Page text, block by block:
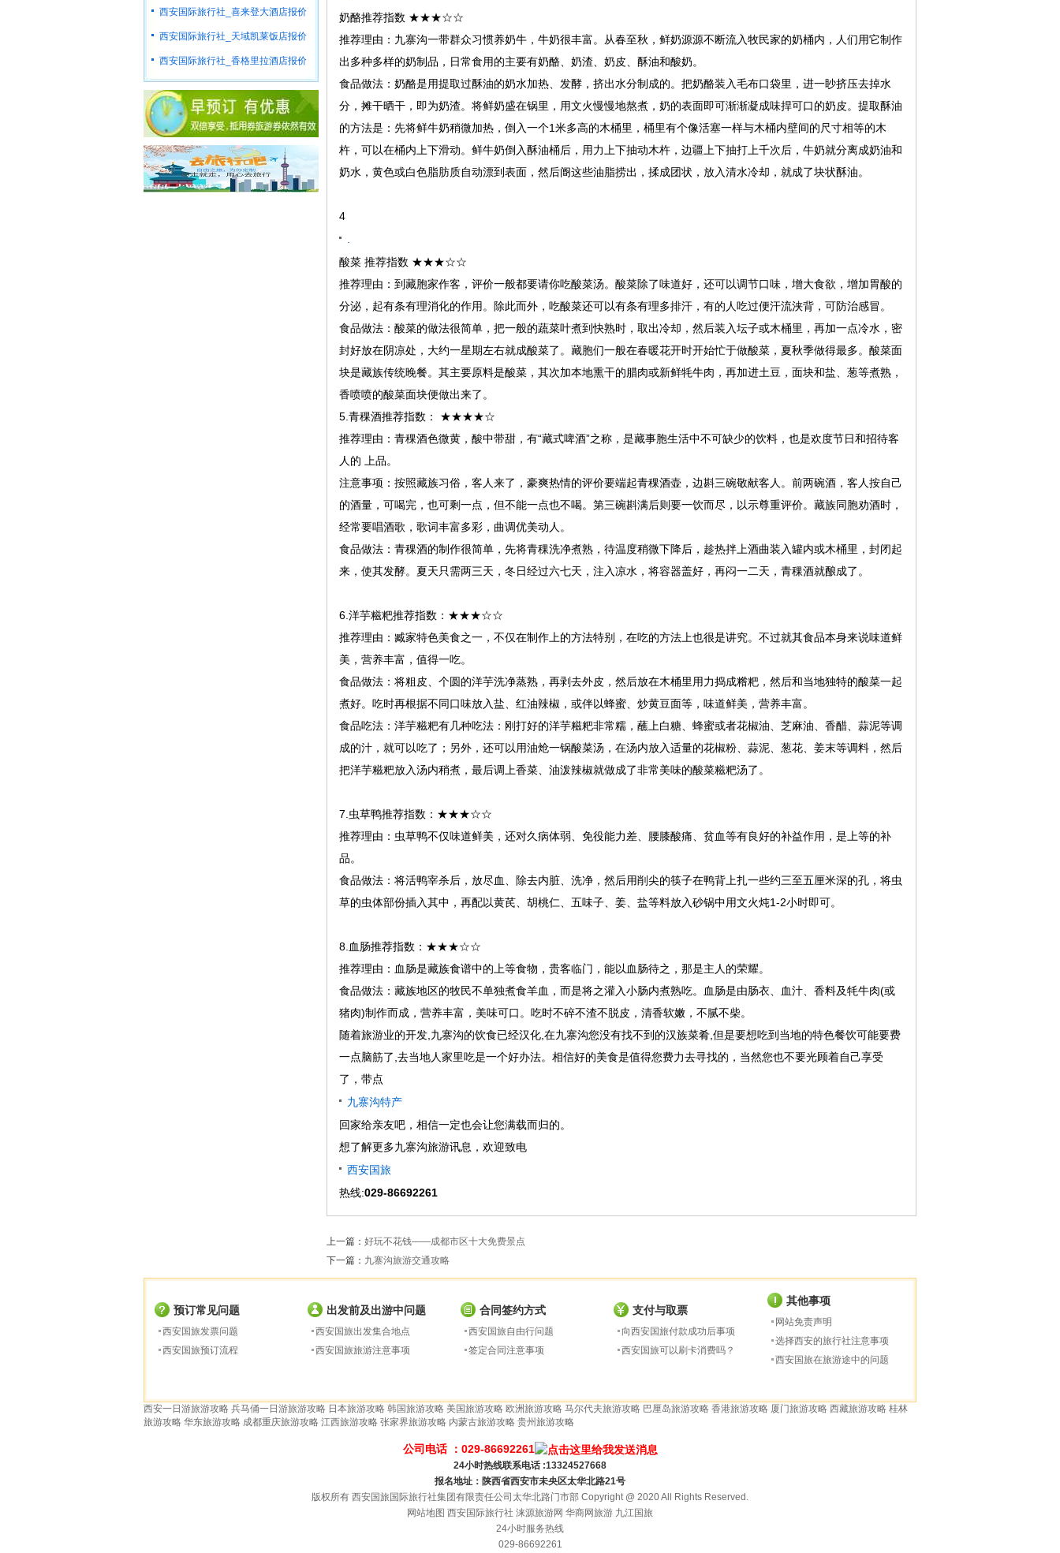
西安国际旅行社_喜来登大酒店报价
西安国际旅行社_天域凯莱饭店报价
西安国际旅行社_香格里拉酒店报价
奶酪推荐指数 ★★★☆☆
推荐理由： 九寨沟一带群众习惯养奶牛，牛奶很丰富。从春至秋，鲜奶源源不断流入牧民家的奶桶内，人们用它制作
出多种多样的奶制品，日常食用的主要有奶酪、奶渣、奶皮、酥油和酸奶。
食品做法： 奶酪是用提取过酥油的奶水加热、发酵，挤出水分制成的。把奶酪装入毛布口袋里，进一眇挤压去掉水
分，摊干晒干，即为奶渣。将鲜奶盛在锅里，用文火慢慢地熬煮，奶的表面即可渐渐凝成味捍可口的奶皮。提取酥油
的方法是：先将鲜牛奶稍微加热，倒入一个1米多高的木桶里，桶里有个像活塞一样与木桶内壁间的尺寸相等的木
杵，可以在桶内上下滑动。鲜牛奶倒入酥油桶后，用力上下抽动木杵，边疆上下抽打上千次后，牛奶就分离成奶油和
奶水，黄色或白色脂肪质自动漂到表面，然后阍这些油脂捞出，揉成团状，放入清水冷却，就成了块状酥油。
4
酸菜 推荐指数 ★★★☆☆
推荐理由： 到藏胞家作客，评价一般都要请你吃酸菜汤。酸菜除了味道好，还可以调节口味，增大食欲，增加胃酸的
分泌，起有条有理消化的作用。除此而外，吃酸菜还可以有条有理多排汗，有的人吃过便汗流浃背，可防治感冒。
食品做法： 酸菜的做法很简单，把一般的蔬菜叶煮到快熟时，取出冷却，然后装入坛子或木桶里，再加一点冷水，密
封好放在阴凉处，大约一星期左右就成酸菜了。藏胞们一般在春暖花开时开始忙于做酸菜，夏秋季做得最多。酸菜面
块是藏族传统晚餐。其主要原料是酸菜，其次加本地熏干的腊肉或新鲜牦牛肉，再加进土豆，面块和盐、葱等煮熟，
香喷喷的酸菜面块便做出来了。
5. 青稞酒推荐指数： ★★★★☆
推荐理由： 青稞酒色微黄，酸中带甜，有“藏式啤酒”之称，是藏事胞生活中不可缺少的饮料，也是欢度节日和招待客
人的 上品。
注意事项： 按照藏族习俗，客人来了，豪爽热情的评价要端起青稞酒壶，边斟三碗敬献客人。前两碗酒，客人按自己
的酒量，可喝完，也可剩一点，但不能一点也不喝。第三碗斟满后则要一饮而尽，以示尊重评价。藏族同胞劝酒时，
经常要唱酒歌，歌词丰富多彩，曲调优美动人。
食品做法： 青稞酒的制作很简单，先将青稞洗净煮熟，待温度稍微下降后，趁热拌上酒曲装入罐内或木桶里，封闭起
来，使其发酵。夏天只需两三天，冬日经过六七天，注入凉水，将容器盖好，再闷一二天，青稞酒就酿成了。
6. 洋芋糍粑推荐指数：★★★☆☆
推荐理由： 臧家特色美食之一，不仅在制作上的方法特别，在吃的方法上也很是讲究。不过就其食品本身来说味道鲜
美，营养丰富，值得一吃。
食品做法： 将粗皮、个圆的洋芋洗净蒸熟，再剥去外皮，然后放在木桶里用力捣成糌粑，然后和当地独特的酸菜一起
煮好。吃时再根据不同口味放入盐、红油辣椒，或伴以蜂蜜、炒黄豆面等，味道鲜美，营养丰富。
食品吃法： 洋芋糍粑有几种吃法：刚打好的洋芋糍粑非常糯，蘸上白糖、蜂蜜或者花椒油、芝麻油、香醋、蒜泥等调
成的汁，就可以吃了；另外，还可以用油炝一锅酸菜汤，在汤内放入适量的花椒粉、蒜泥、葱花、姜末等调料，然后
把洋芋糍粑放入汤内稍煮，最后调上香菜、油泼辣椒就做成了非常美味的酸菜糍粑汤了。
7. 虫草鸭推荐指数：★★★☆☆
推荐理由： 虫草鸭不仅味道鲜美，还对久病体弱、免役能力差、腰膝酸痛、贫血等有良好的补益作用，是上等的补
品。
食品做法： 将活鸭宰杀后，放尽血、除去内脏、洗净，然后用削尖的筷子在鸭背上扎一些约三至五厘米深的孔，将虫
草的虫体部份插入其中，再配以黄芪、胡桃仁、五味子、姜、盐等料放入砂锅中用文火炖1-2小时即可。
8. 血肠推荐指数：★★★☆☆
推荐理由： 血肠是藏族食谱中的上等食物，贵客临门，能以血肠待之，那是主人的荣耀。
食品做法： 藏族地区的牧民不单独煮食羊血，而是将之灌入小肠内煮熟吃。血肠是由肠衣、血汁、香料及牦牛肉(或
猪肉)制作而成，营养丰富，美味可口。吃时不碎不渣不脱皮，清香软嫩，不腻不柴。
随着旅游业的开发,九寨沟的饮食已经汉化,在九寨沟您没有找不到的汉族菜肴,但是要想吃到当地的特色餐饮可能要费
一点脑筋了,去当地人家里吃是一个好办法。相信好的美食是值得您费力去寻找的，当然您也不要光顾着自己享受
了，带点
九寨沟特产
回家给亲友吧，相信一定也会让您满载而归的。
想了解更多九寨沟旅游讯息，欢迎致电
西安国旅
热线:029-86692261
上一篇： 好玩不花钱——成都市区十大免费景点
下一篇： 九寨沟旅游交通攻略
预订常见问题
西安国旅发票问题
西安国旅预订流程
出发前及出游中问题
西安国旅出发集合地点
西安国旅旅游注意事项
合同签约方式
西安国旅自由行问题
签定合同注意事项
支付与取票
向西安国旅付款成功后事项
西安国旅可以刷卡消费吗？
其他事项
网站免责声明
选择西安的旅行社注意事项
西安国旅在旅游途中的问题
西安一日游旅游攻略 兵马俑一日游旅游攻略 日本旅游攻略 韩国旅游攻略 美国旅游攻略 欧洲旅游攻略 马尔代夫旅游攻略 巴厘岛旅游攻略 香港旅游攻略 厦门旅游攻略 西藏旅游攻略 桂林
旅游攻略 华东旅游攻略 成都重庆旅游攻略 江西旅游攻略 张家界旅游攻略 内蒙古旅游攻略 贵州旅游攻略
公司电话 ：029-86692261
24小时热线联系电话 :13324527668
报名地址：陕西省西安市未央区太华北路21号
版权所有 西安国旅国际旅行社集团有限责任公司太华北路门市部 Copyright @ 2020 All Rights Reserved.
网站地图 西安国际旅行社 涞源旅游网 华商网旅游 九江国旅
24小时服务热线
029-86692261